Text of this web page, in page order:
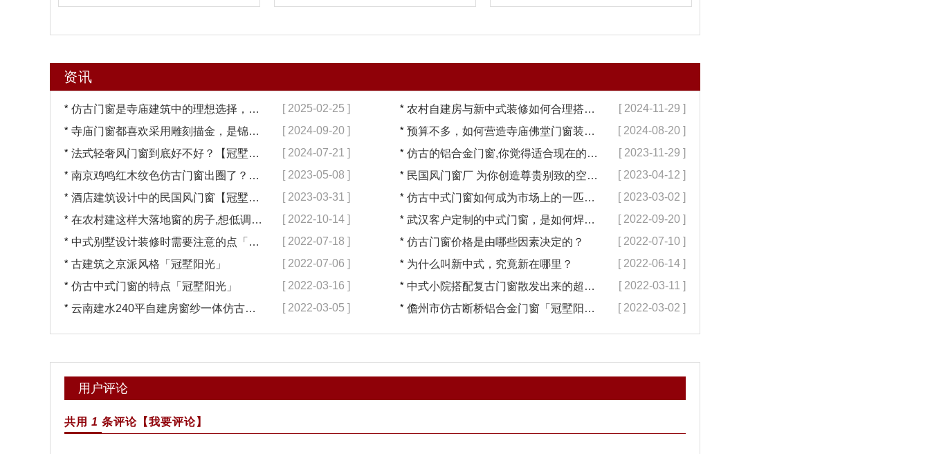
资讯
* 仿古门窗是寺庙建筑中的理想选择，换一次用终生【冠墅阳光】 [ 2025-02-25 ] * 农村自建房与新中式装修如何合理搭配【冠墅阳光】 [ 2024-11-29 ]
* 寺庙门窗都喜欢采用雕刻描金，是锦上添花吗？【冠墅阳光】 [ 2024-09-20 ] * 预算不多，如何营造寺庙佛堂门窗装修【冠墅阳光】 [ 2024-08-20 ]
* 法式轻奢风门窗到底好不好？【冠墅阳光】 [ 2024-07-21 ] * 仿古的铝合金门窗,你觉得适合现在的装修吗?【冠墅阳光】 [ 2023-11-29 ]
* 南京鸡鸣红木纹色仿古门窗出圈了？【冠墅阳光】 [ 2023-05-08 ] * 民国风门窗厂 为你创造尊贵别致的空间【冠墅阳光】 [ 2023-04-12 ]
* 酒店建筑设计中的民国风门窗【冠墅阳光】 [ 2023-03-31 ] * 仿古中式门窗如何成为市场上的一匹黑马【冠墅阳光】 [ 2023-03-02 ]
* 在农村建这样大落地窗的房子,想低调都难吧【冠墅阳光】 [ 2022-10-14 ] * 武汉客户定制的中式门窗，是如何焊接的呢？ [ 2022-09-20 ]
* 中式别墅设计装修时需要注意的点「冠墅阳光」 [ 2022-07-18 ] * 仿古门窗价格是由哪些因素决定的？ [ 2022-07-10 ]
* 古建筑之京派风格「冠墅阳光」 [ 2022-07-06 ] * 为什么叫新中式，究竟新在哪里？ [ 2022-06-14 ]
* 仿古中式门窗的特点「冠墅阳光」 [ 2022-03-16 ] * 中式小院搭配复古门窗散发出来的超凡气质 「冠墅阳光」 [ 2022-03-11 ]
* 云南建水240平自建房窗纱一体仿古门窗完工「冠墅阳光」 [ 2022-03-05 ] * 儋州市仿古断桥铝合金门窗「冠墅阳光」 [ 2022-03-02 ]
用户评论
共用 1 条评论 【我要评论】